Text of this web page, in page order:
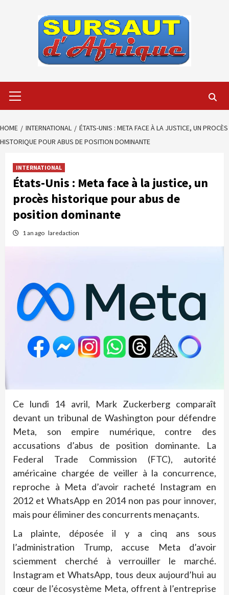
Menu
HOME INTERNATIONAL
ÉTATS-UNIS : META FACE À LA JUSTICE, UN PROCÈS
HISTORIQUE POUR ABUS DE POSITION DOMINANTE
INTERNATIONAL
États-Unis : Meta face à la justice, un
procès historique pour abus de
position dominante
1 an ago laredaction
Ce lundi 14 avril, Mark Zuckerberg comparaît
devant un tribunal de Washington pour défendre
Meta, son empire numérique, contre des
accusations d’abus de position dominante. La
Federal Trade Commission (FTC), autorité
américaine chargée de veiller à la concurrence,
reproche à Meta d’avoir racheté Instagram en
2012 et WhatsApp en 2014 non pas pour innover,
mais pour éliminer des concurrents menaçants.
La plainte, déposée il y a cinq ans sous
l’administration Trump, accuse Meta d’avoir
sciemment cherché à verrouiller le marché.
Instagram et WhatsApp, tous deux aujourd’hui au
cœur de l’écosystème Meta, offrent à l’entreprise